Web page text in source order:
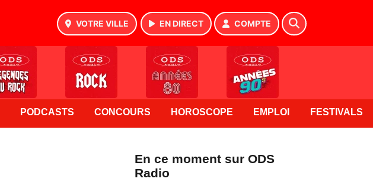
VOTRE VILLE EN DIRECT COMPTE
PODCASTS CONCOURS HOROSCOPE EMPLOI FESTIVALS
En ce moment sur ODS
Radio